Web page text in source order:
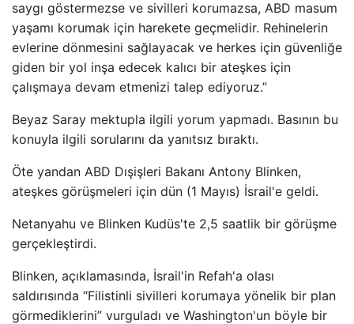
saygı göstermezse ve sivilleri korumazsa, ABD masum
yaşamı korumak için harekete geçmelidir. Rehinelerin
evlerine dönmesini sağlayacak ve herkes için güvenliğe
giden bir yol inşa edecek kalıcı bir ateşkes için
çalışmaya devam etmenizi talep ediyoruz.”
Beyaz Saray mektupla ilgili yorum yapmadı. Basının bu
konuyla ilgili sorularını da yanıtsız bıraktı.
Öte yandan ABD Dışişleri Bakanı Antony Blinken,
ateşkes görüşmeleri için dün (1 Mayıs) İsrail'e geldi.
Netanyahu ve Blinken Kudüs'te 2,5 saatlik bir görüşme
gerçekleştirdi.
Blinken, açıklamasında, İsrail'in Refah'a olası
saldırısında “Filistinli sivilleri korumaya yönelik bir plan
görmediklerini” vurguladı ve Washington'un böyle bir